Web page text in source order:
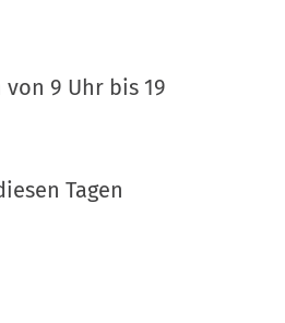
9 Uhr bis 19
Tagen